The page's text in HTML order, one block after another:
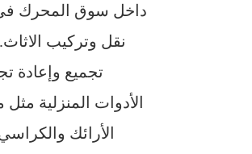
داخل سوق المحرك
نقل وتركيب
تجميع وإعادة
الأدوات المنزلية
الأرائك